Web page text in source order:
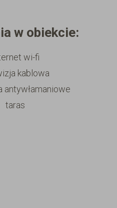
w obiekcie:
wi-fi
kablowa
antywłamaniowe
taras